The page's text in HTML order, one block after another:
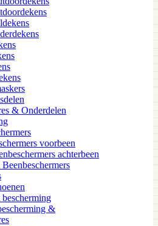
& Onderdelen
voorbeen
achterbeen
Beenbeschermers
&